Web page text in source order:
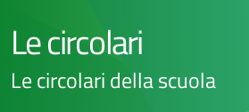
Le circolari
Le circolari della scuola